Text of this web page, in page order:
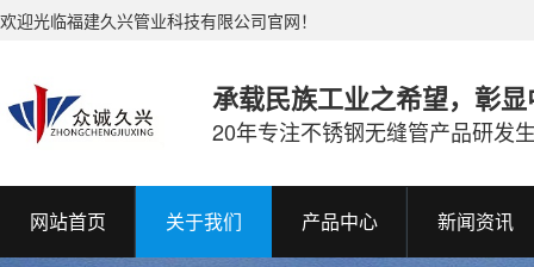
欢迎光临福建久兴管业科技有限公司官网！
承载民族工业之希望，彰
20年专注不锈钢无缝管产品研发
网站首页 关于我们 产品中心 新闻资讯